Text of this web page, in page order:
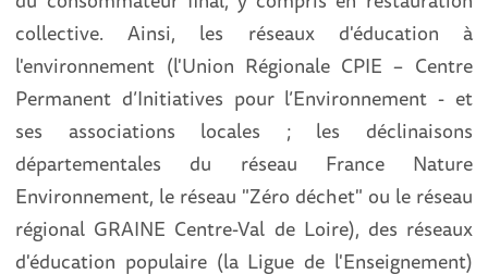
collective. Ainsi, les réseaux d'éducation à
l'environnement (l'Union Régionale CPIE – Centre
Permanent d’Initiatives pour l’Environnement - et
ses associations locales ; les déclinaisons
départementales du réseau France Nature
Environnement, le réseau "Zéro déchet" ou le réseau
régional GRAINE Centre-Val de Loire), des réseaux
d'éducation populaire (la Ligue de l'Enseignement)